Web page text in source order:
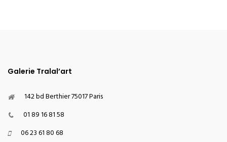
Galerie Tralal’art
142 bd Berthier 75017 Paris
01 89 16 81 58
06 23 61 80 68